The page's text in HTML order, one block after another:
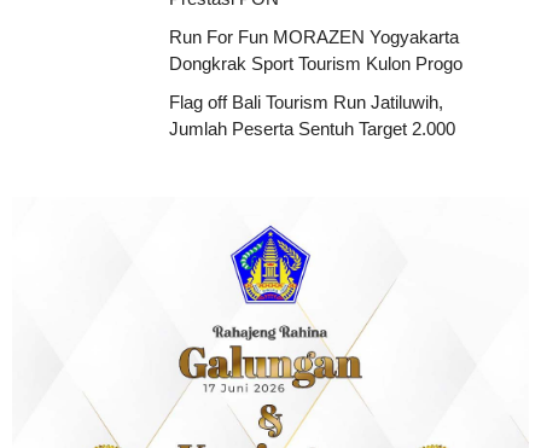
Run For Fun MORAZEN Yogyakarta
Dongkrak Sport Tourism Kulon Progo
Flag off Bali Tourism Run Jatiluwih,
Jumlah Peserta Sentuh Target 2.000